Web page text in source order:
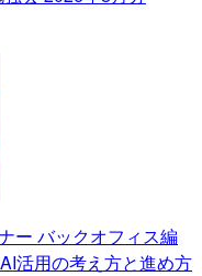
ー バックオフィス編
活用の考え方と進め方